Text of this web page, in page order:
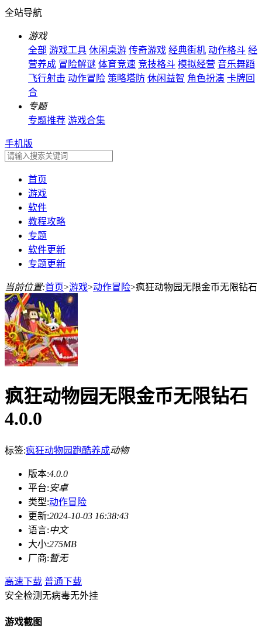
全站导航
游戏
全部 游戏工具 休闲桌游 传奇游戏 经典街机 动作格斗 经
营养成 冒险解谜 体育竞速 竞技格斗 模拟经营 音乐舞蹈
飞行射击 动作冒险 策略塔防 休闲益智 角色扮演 卡牌回
合
专题
专题推荐 游戏合集
手机版
首页
游戏
软件
教程攻略
专题
软件更新
专题更新
当前位置:首页>游戏>动作冒险>疯狂动物园无限金币无限钻石
疯狂动物园无限金币无限钻石
4.0.0
标签:疯狂动物园 跑酷养成动物
版本:4.0.0
平台:安卓
类型:动作冒险
更新:2024-10-03 16:38:43
语言:中文
大小:275MB
厂商:暂无
高速下载 普通下载
安全检测无病毒无外挂
游戏截图